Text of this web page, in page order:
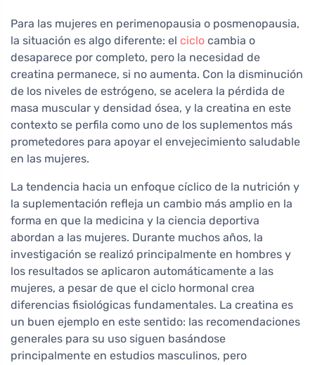
Para las mujeres en perimenopausia o posmenopausia,
la situación es algo diferente: el ciclo cambia o
desaparece por completo, pero la necesidad de
creatina permanece, si no aumenta. Con la disminución
de los niveles de estrógeno, se acelera la pérdida de
masa muscular y densidad ósea, y la creatina en este
contexto se perfila como uno de los suplementos más
prometedores para apoyar el envejecimiento saludable
en las mujeres.
La tendencia hacia un enfoque cíclico de la nutrición y
la suplementación refleja un cambio más amplio en la
forma en que la medicina y la ciencia deportiva
abordan a las mujeres. Durante muchos años, la
investigación se realizó principalmente en hombres y
los resultados se aplicaron automáticamente a las
mujeres, a pesar de que el ciclo hormonal crea
diferencias fisiológicas fundamentales. La creatina es
un buen ejemplo en este sentido: las recomendaciones
generales para su uso siguen basándose
principalmente en estudios masculinos, pero